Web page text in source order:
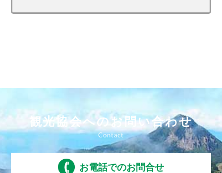
観光協会へのお問い合わせ
お電話でのお問合せ